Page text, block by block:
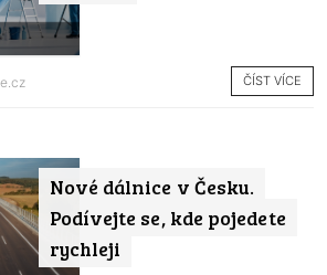
ČÍST VÍCE
Nové dálnice v Česku.
Podívejte se, kde pojedete
rychleji